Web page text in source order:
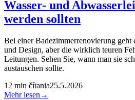
Wasser- und
werden sollten
Bei einer Badezimmerrenovierung geht
und Design, aber die wirklich teuren
Leitungen. Sehen Sie, wann man sie
austauschen sollte.
12 min čítania25.5.2026
Mehr lesen →